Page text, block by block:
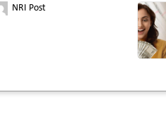
NRI Post